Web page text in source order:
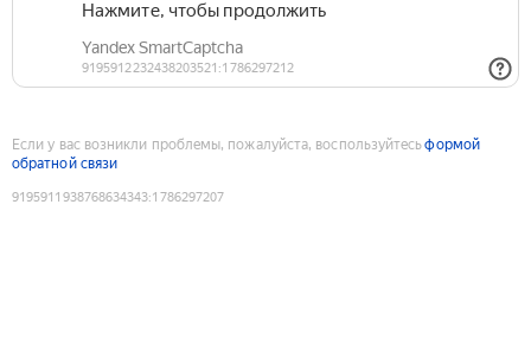
Если у вас возникли проблемы, пожалуйста, воспользуйтесьформой
обратной связи
9195911938768634343:1786297207